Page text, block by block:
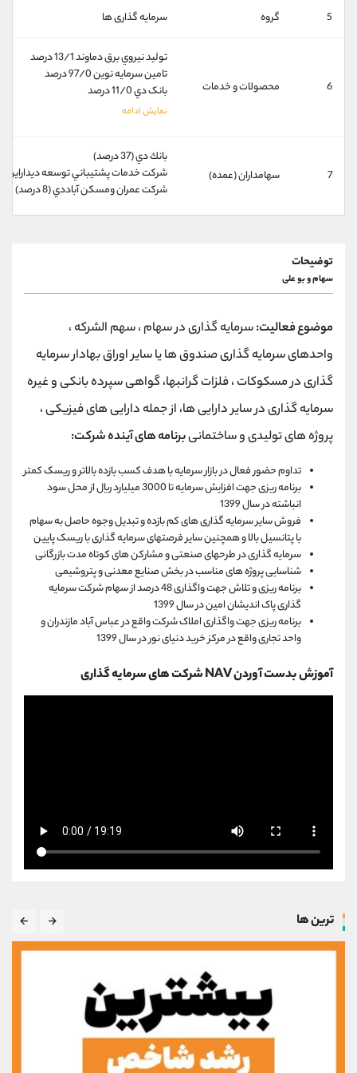
5 گروه سرمایه گذاری ها
6 محصولات و خدمات
توليد نيروي برق دماوند 13/1 درصد
تامين سرمايه نوين 97/0 درصد
بانک دي 11/0 درصد
7 سهامداران (عمده)
بانك دي (37 درصد)
شركت خدمات پشتيباني توسعه ديدارايرانيان (17
شركت عمران ومسكن آباددي (8 درصد)
توضیحات
سهام و بو علی
موضوع فعالیت:سرمایه گذاری در سهام ، سهم الشرکه ،
واحدهای سرمایه گذاری صندوق ها یا سایر اوراق بهادار سرمایه
گذاری در مسکوکات ، فلزات گرانبها، گواهی سپرده بانکی و غیره
سرمایه گذاری در سایر دارایی ها، از جمله دارایی های فیزیکی ،
پروژه های تولیدی و ساختمانیبرنامه های آینده شرکت:
تداوم حضور فعال در بازار سرمایه با هدف کسب بازده بالاتر و ریسک کمتر
برنامه ریزی جهت افزایش سرمایه تا 3000 میلیارد ریال از محل سود
انباشته در سال 1399
فروش سایر سرمایه گذاری های کم بازده و تبدیل وجوه حاصل به سهام
با پتانسیل بالا و همچنین سایر فرصتهای سرمایه گذاری با ریسک پایین
سرمایه گذاری در طرحهای صنعتی و مشارکن های کوتاه مدت بازرگانی
شناسایی پروژه های مناسب در بخش صنایع معدنی و پتروشیمی
برنامه ریزی و تلاش جهت واگذاری 48 درصد از سهام شرکت سرمایه
گذاری پاک اندیشان امین در سال 1399
برنامه ریزی جهت واگذاری املاک شرکت واقع در عباس آباد مازندران و
واحد تجاری واقع در مرکز خرید دنیای نور در سال 1399
آموزش بدست آوردن NAV شرکت های سرمایه گذاری
ترین ها